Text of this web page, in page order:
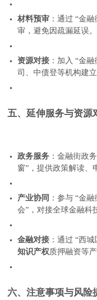
材料预审 ：通过 “金
审，避免因疏漏延误。
资源对接 ：加入 “金
司、中债登等机构建
五、延伸服务与资源
政务服务 ：金融街政
窗”，提供政策解读、
产业协同 ：参与 “金
会”，对接全球金融科
金融对接 ：通过 “西
知识产权质押融资等产
六、注意事项与风险